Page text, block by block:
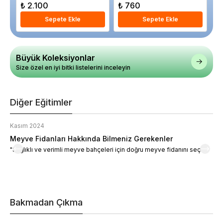
₺ 2.100
Sepete Ekle
₺ 760
Sepete Ekle
Büyük Koleksiyonlar
Size özel en iyi bitki listelerini inceleyin
Diğer Eğitimler
Kasım 2024
Meyve Fidanları Hakkında Bilmeniz Gerekenler
"Sağlıklı ve verimli meyve bahçeleri için doğru meyve fidanını seçin."
Bakmadan Çıkma